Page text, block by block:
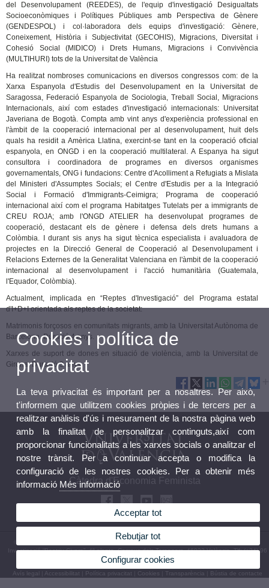
del Desenvolupament (REEDES), de l'equip d'investigació Desigualtats
Socioeconòmiques i Polítiques Públiques amb Perspectiva de Gènere
(GENDESPOL) i col·laboradora dels equips d'investigació: Gènere,
Coneixement, Història i Subjectivitat (GECOHIS), Migracions, Diversitat i
Cohesió Social (MIDICO) i Drets Humans, Migracions i Convivència
(MULTIHURI) tots de la Universitat de València
Ha realitzat nombroses comunicacions en diversos congressos com: de la
Xarxa Espanyola d'Estudis del Desenvolupament en la Universitat de
Saragossa, Federació Espanyola de Sociologia, Treball Social, Migracions
Internacionals, així com estades d'investigació internacionals: Universitat
Javeriana de Bogotà. Compta amb vint anys d'experiència professional en
l'àmbit de la cooperació internacional per al desenvolupament, huit dels
quals ha residit a Amèrica Llatina, exercint-se tant en la cooperació oficial
espanyola, en ONGD i en la cooperació multilateral. A Espanya ha sigut
consultora i coordinadora de programes en diversos organismes
governamentals, ONG i fundacions: Centre d'Acolliment a Refugiats a Mislata
del Ministeri d'Assumptes Socials; el Centre d'Estudis per a la Integració
Social i Formació d'Immigrants-Ceimigra; Programa de cooperació
internacional així com el programa Habitatges Tutelats per a immigrants de
CREU ROJA; amb l'ONGD ATELIER ha desenvolupat programes de
cooperació, destacant els de gènere i defensa dels drets humans a
Colòmbia. I durant sis anys ha sigut tècnica especialista i avaluadora de
projectes en la Direcció General de Cooperació al Desenvolupament i
Relacions Externes de la Generalitat Valenciana en l'àmbit de la cooperació
internacional al desenvolupament i l'acció humanitària (Guatemala,
l'Equador, Colòmbia).
Actualment, implicada en “Reptes d'Investigació” del Programa estatal
d'I+D+I orientada als reptes de la societat:
Matrimonis forçosos en comunitats migrants, amb la Universitat Autònoma de
Barcelona. Duració 4 anys.
Xarxes de suport de dones en situació de violència, amb la Universitat de
Girona. Duració 3 anys.
Càtedra d'Economia Feminista
© 2026 UV. - Institut Universitari d’Estudis de les Dones. C/ Serpis, 29 - Edifici Instituts de
Investigació “Beatriu Civera”, 4ª planta. Campus dels Tarongers. 46022-València. Tlf: (+34) 96
398 37 95
Avís legal Accessibilitat Política privacitat Cookies Transparència Bústia de contacte
Cookies i política de
privacitat
La teva privacitat és important per a nosaltres. Per això,
t'informem que utilitzem cookies pròpies i de tercers per a
realitzar anàlisis d'ús i mesurament de la nostra pàgina web
amb la finalitat de personalitzar continguts,així com
proporcionar funcionalitats a les xarxes socials o analitzar el
nostre trànsit. Per a continuar accepta o modifica la
configuració de les nostres cookies. Per a obtenir més
informació Més informació
Acceptar tot
Rebutjar tot
Configurar cookies